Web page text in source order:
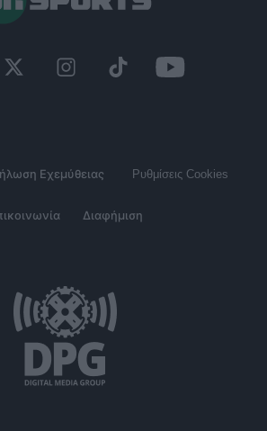
Εχεμύθειας Ρυθμίσεις Cookies
Διαφήμιση